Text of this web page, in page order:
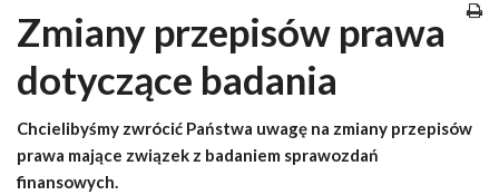
Zmiany przepisów prawa
dotyczące badania
Chcielibyśmy zwrócić Państwa uwagę na zmiany przepisów
prawa mające związek z badaniem sprawozdań
finansowych.